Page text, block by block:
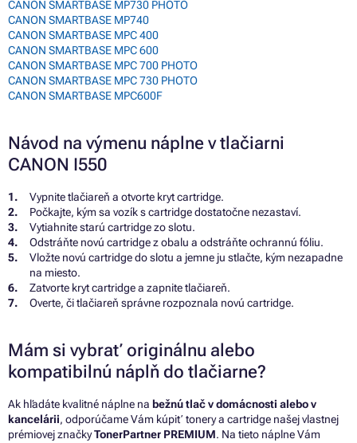
CANON SMARTBASE MP730 PHOTO
CANON SMARTBASE MP740
CANON SMARTBASE MPC 400
CANON SMARTBASE MPC 600
CANON SMARTBASE MPC 700 PHOTO
CANON SMARTBASE MPC 730 PHOTO
CANON SMARTBASE MPC600F
Návod na výmenu náplne v tlačiarni
CANON I550
Vypnite tlačiareň a otvorte kryt cartridge.
Počkajte, kým sa vozík s cartridge dostatočne nezastaví.
Vytiahnite starú cartridge zo slotu.
Odstráňte novú cartridge z obalu a odstráňte ochrannú fóliu.
Vložte novú cartridge do slotu a jemne ju stlačte, kým nezapadne
na miesto.
Zatvorte kryt cartridge a zapnite tlačiareň.
Overte, či tlačiareň správne rozpoznala novú cartridge.
Mám si vybrať originálnu alebo
kompatibilnú náplň do tlačiarne?
Ak hľadáte kvalitné náplne na bežnú tlač v domácnosti alebo v
kancelárii, odporúčame Vám kúpiť tonery a cartridge našej vlastnej
prémiovej značkyTonerPartner PREMIUM. Na tieto náplne Vám